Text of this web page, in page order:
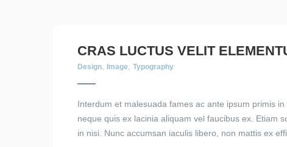
CRAS LUCTUS VELIT
Design, Image, Typography
Interdum et malesuada fames ac ante ipsum primis
neque quis ex lacinia aliquam vel faucibus ex. Etiam
in nisi. Nunc accumsan iaculis libero, non mattis ex